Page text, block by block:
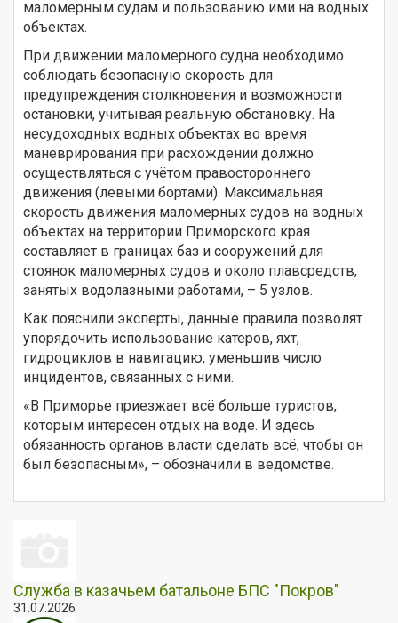
маломерным судам и пользованию ими на водных
объектах.
При движении маломерного судна необходимо
соблюдать безопасную скорость для
предупреждения столкновения и возможности
остановки, учитывая реальную обстановку. На
несудоходных водных объектах во время
маневрирования при расхождении должно
осуществляться с учётом правостороннего
движения (левыми бортами). Максимальная
скорость движения маломерных судов на водных
объектах на территории Приморского края
составляет в границах баз и сооружений для
стоянок маломерных судов и около плавсредств,
занятых водолазными работами, – 5 узлов.
Как пояснили эксперты, данные правила позволят
упорядочить использование катеров, яхт,
гидроциклов в навигацию, уменьшив число
инцидентов, связанных с ними.
«В Приморье приезжает всё больше туристов,
которым интересен отдых на воде. И здесь
обязанность органов власти сделать всё, чтобы он
был безопасным», – обозначили в ведомстве.
Служба в казачьем батальоне БПС "Покров"
31.07.2026